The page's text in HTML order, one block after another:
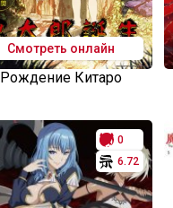
Смотреть онлайн
Рождение Китаро
0
6.72